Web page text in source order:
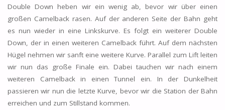
Double Down heben wir ein wenig ab, bevor wir über einen
großen Camelback rasen. Auf der anderen Seite der Bahn geht
es nun wieder in eine Linkskurve. Es folgt ein weiterer Double
Down, der in einen weiteren Camelback führt. Auf dem nächsten
Hügel nehmen wir sanft eine weitere Kurve. Parallel zum Lift leiten
wir nun das große Finale ein. Dabei tauchen wir nach einem
weiteren Camelback in einen Tunnel ein. In der Dunkelheit
passieren wir nun die letzte Kurve, bevor wir die Station der Bahn
erreichen und zum Stillstand kommen.